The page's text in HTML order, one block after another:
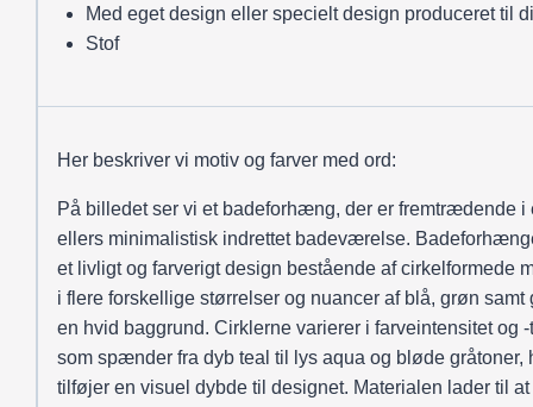
Med eget design eller specielt design produceret til
Stof
Her beskriver vi motiv og farver med ord:
På billedet ser vi et badeforhæng, der er fremtrædende i
ellers minimalistisk indrettet badeværelse.
et livligt og farverigt design bestående af cirkelformede
i flere forskellige størrelser og nuancer af blå, grøn samt
en hvid baggrund. Cirklerne varierer i farveintensitet og -
som spænder fra dyb teal til lys aqua og bløde gråtoner,
tilføjer en visuel dybde til designet. Materialen lader til